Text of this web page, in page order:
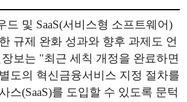
드 및 SaaS(서비스형 소프트웨어)
규제 완화 성과와 향후 과제도 언
보는 "최근 세칙 개정을 완료하면
도의 혁신금융서비스 지정 절차를
스(SaaS)를 도입할 수 있도록 문턱